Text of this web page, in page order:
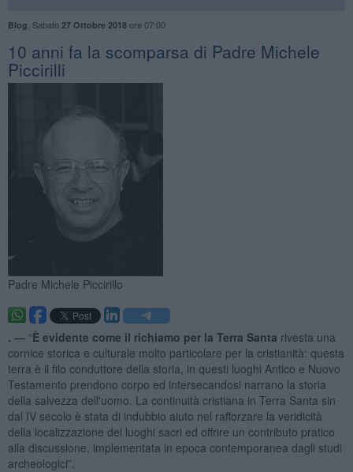
Blog Sabato 27 Ottobre 2018ore 07:00
10 anni fa la scomparsa di Padre Michele
Piccirilli
Padre Michele Piccirillo
. — “È evidente come il richiamo per la Terra Santa rivesta una
cornice storica e culturale molto particolare per la cristianità: questa
terra è il filo conduttore della storia, in questi luoghi Antico e Nuovo
Testamento prendono corpo ed intersecandosi narrano la storia
della salvezza dell'uomo. La continuità cristiana in Terra Santa sin
dal IV secolo è stata di indubbio aiuto nel rafforzare la veridicità
della localizzazione dei luoghi sacri ed offrire un contributo pratico
alla discussione, implementata in epoca contemporanea dagli studi
archeologici”.